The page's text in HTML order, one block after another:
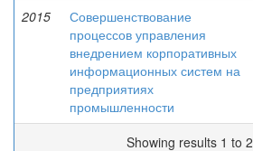
2015
Совершенствование
процессов управления
внедрением корпоративных
информационных систем на
предприятиях
промышленности
Showing results 1 to